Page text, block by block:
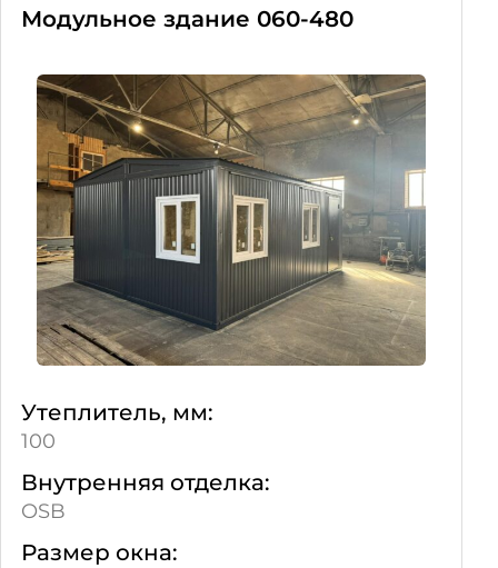
Модульное здание 060-480
Утеплитель, мм:
100
Внутренняя отделка:
OSB
Размер окна: